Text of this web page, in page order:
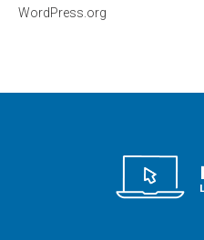
WordPress.org